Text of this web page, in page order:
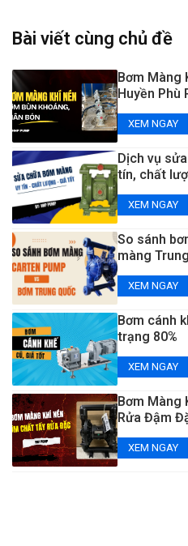
Bài viết cùng chủ đề
Bơm Màng
Huyền Phù
XEM NGAY
Dịch vụ
tín, chất
XEM NGAY
So sánh
màng
XEM NGAY
Bơm cánh
trạng 80%
XEM NGAY
Bơm Màng
Rửa Đậm
XEM NGAY